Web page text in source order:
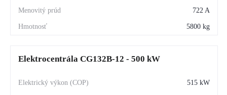
722 A
5800 kg
Elektrocentrála CG132B-12 - 500 kW
515 kW